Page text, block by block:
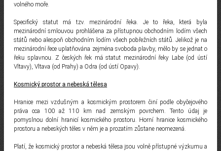
volného moře.
Specifický statut má tzv. mezinárodní řeka. Je to řeka, která byla
mezinárodní smlouvou prohlášena za přístupnou obchodním lodím všech
států nebo alespoň obchodním lodím všech pobřežních států. Jelikož je na
mezinárodní řece uplatňována zejména svoboda plavby, mělo by se jednat o
řeku splavnou. Z českých řek má statut mezinárodní řeky Labe (od ústí
Vltavy), Vltava (od Prahy) a Odra (od ústí Opavy).
Kosmický prostor a nebeská tělesa
Hranice mezi vzdušným a kosmickým prostorem činí podle obyčejového
práva cca 100 až 110 km nad zemským povrchem. Tento údaj je
pomyslnou dolní hranicí kosmického prostoru. Horní hranice kosmického
prostoru a nebeských těles v něm je a prozatím zůstane neomezená.
Platí, že kosmický prostor a nebeská tělesa jsou volně přístupné výzkumu a